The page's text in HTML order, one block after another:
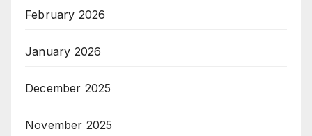
February 2026
January 2026
December 2025
November 2025